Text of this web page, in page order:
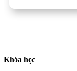
Khóa học